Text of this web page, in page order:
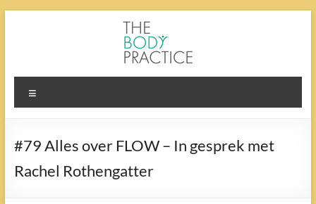
The
Body
Practice
#79 Alles over FLOW – In gesprek met
Rachel Rothengatter